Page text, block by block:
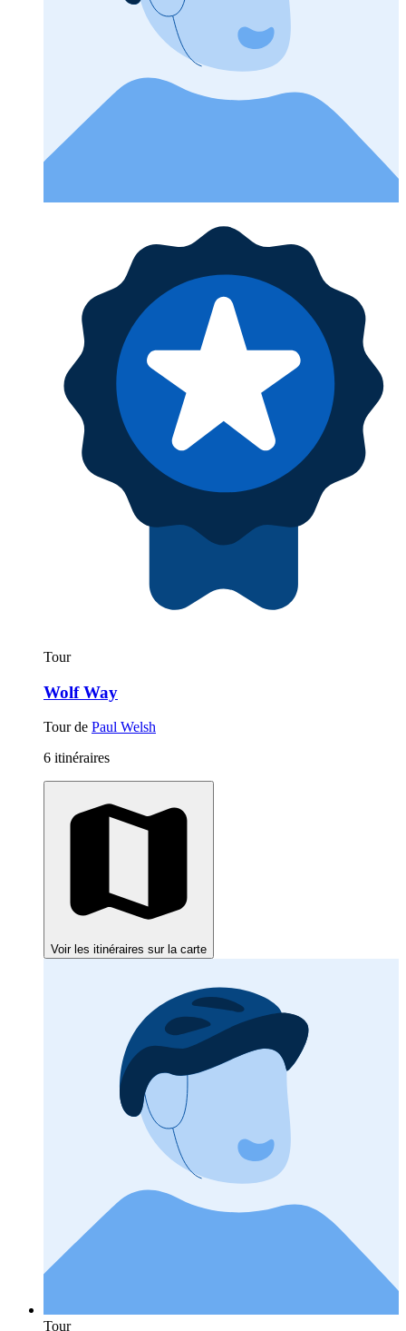
Tour
Wolf Way
Tour de Paul Welsh
6 itinéraires
Voir les itinéraires sur la carte
Tour